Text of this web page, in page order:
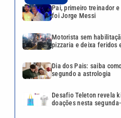
Pai, primeiro treinador
foi Jorge Messi
Motorista sem
pizzaria e deixa feridos
Dia dos Pais: saiba
segundo a astrologia
Desafio Teleton revela
doações nesta